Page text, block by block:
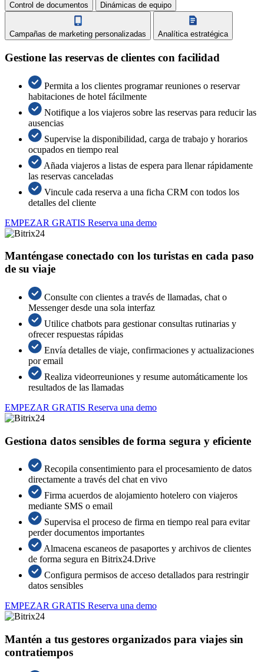
Control de documentos Dinámicas de equipo
Campañas de marketing personalizadas Analítica estratégica
Gestione las reservas de clientes con facilidad
Permita a los clientes programar reuniones o reservar
habitaciones de hotel fácilmente
Notifique a los viajeros sobre las reservas para reducir las
ausencias
Supervise la disponibilidad, carga de trabajo y horarios
ocupados en tiempo real
Añada viajeros a listas de espera para llenar rápidamente
las reservas canceladas
Vincule cada reserva a una ficha CRM con todos los
detalles del cliente
EMPEZAR GRATIS Reserva una demo
Manténgase conectado con los turistas en cada paso
de su viaje
Consulte con clientes a través de llamadas, chat o
Messenger desde una sola interfaz
Utilice chatbots para gestionar consultas rutinarias y
ofrecer respuestas rápidas
Envía detalles de viaje, confirmaciones y actualizaciones
por email
Realiza videorreuniones y resume automáticamente los
resultados de las llamadas
EMPEZAR GRATIS Reserva una demo
Gestiona datos sensibles de forma segura y eficiente
Recopila consentimiento para el procesamiento de datos
directamente a través del chat en vivo
Firma acuerdos de alojamiento hotelero con viajeros
mediante SMS o email
Supervisa el proceso de firma en tiempo real para evitar
perder documentos importantes
Almacena escaneos de pasaportes y archivos de clientes
de forma segura en Bitrix24.Drive
Configura permisos de acceso detallados para restringir
datos sensibles
EMPEZAR GRATIS Reserva una demo
Mantén a tus gestores organizados para viajes sin
contratiempos